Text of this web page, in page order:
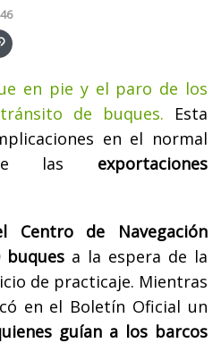
en pie y el paro de los
de buques. Esta
en el normal
de las exportaciones
Centro de Navegación
buques a la espera de la
de practicaje. Mientras
en el Boletín Oficial un
guían a los barcos